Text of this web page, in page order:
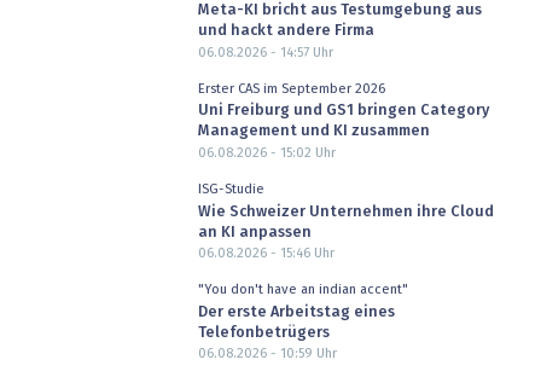
Meta-KI bricht aus Testumgebung aus
und hackt andere Firma
06.08.2026 - 14:57Uhr
Erster CAS im September 2026
Uni Freiburg und GS1 bringen Category
Management und KI zusammen
06.08.2026 - 15:02 Uhr
ISG-Studie
Wie Schweizer Unternehmen ihre Cloud
an KI anpassen
06.08.2026 - 15:46Uhr
"You don't have an indian accent"
Der erste Arbeitstag eines
Telefonbetrügers
06.08.2026 - 10:59 Uhr